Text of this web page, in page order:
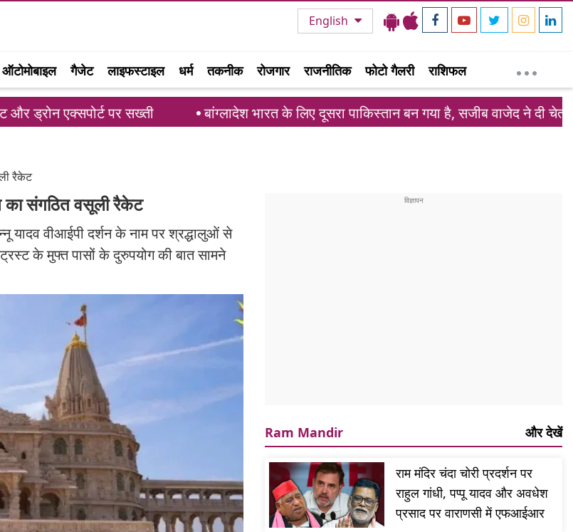
English
ऑटोमोबाइल गैजेट लाइफस्टाइल धर्म तकनीक रोजगार राजनीतिक फोटो गैलरी राशिफल
पर सख्ती बांग्लादेश भारत के लिए दूसरा पाकिस्तान बन गया है, सजीब वाजेद ने दी चेतावनी शेख
रैकेट
का संगठित वसूली रैकेट
यादव वीआईपी दर्शन के नाम पर श्रद्धालुओं से
के मुफ्त पासों के दुरुपयोग की बात सामने
Ram Mandir और देखें
राम मंदिर चंदा चोरी प्रदर्शन पर
राहुल गांधी, पप्पू यादव और अवधेश
प्रसाद पर वाराणसी में एफआईआर